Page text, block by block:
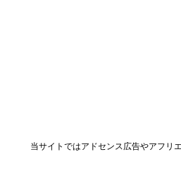
当サイトではアドセンス広告やアフリ